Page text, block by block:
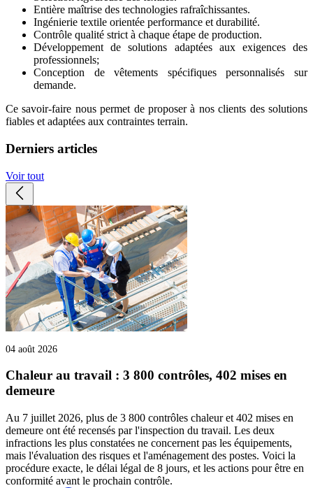
Entière maîtrise des technologies rafraîchissantes.
Ingénierie textile orientée performance et durabilité.
Contrôle qualité strict à chaque étape de production.
Développement de solutions adaptées aux exigences des
professionnels;
Conception de vêtements spécifiques personnalisés sur
demande.
Ce savoir-faire nous permet de proposer à nos clients des solutions
fiables et adaptées aux contraintes terrain.
Derniers articles
Voir tout
04 août 2026
Chaleur au travail : 3 800 contrôles, 402 mises en
demeure
Au 7 juillet 2026, plus de 3 800 contrôles chaleur et 402 mises en
demeure ont été recensés par l'inspection du travail. Les deux
infractions les plus constatées ne concernent pas les équipements,
mais l'évaluation des risques et l'aménagement des postes. Voici la
procédure exacte, le délai légal de 8 jours, et les actions pour être en
conformité avant le prochain contrôle.